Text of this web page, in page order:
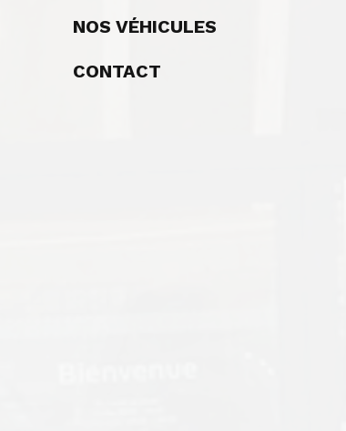
NOS VÉHICULES
CONTACT